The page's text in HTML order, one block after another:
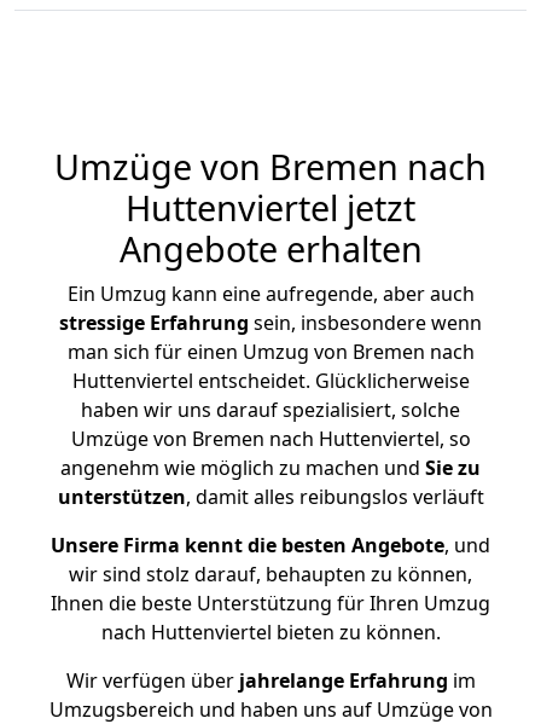
Umzüge von Bremen nach
Huttenviertel jetzt
Angebote erhalten
Ein Umzug kann eine aufregende, aber auch
stressige Erfahrung sein, insbesondere wenn
man sich für einen Umzug von Bremen nach
Huttenviertel entscheidet. Glücklicherweise
haben wir uns darauf spezialisiert, solche
Umzüge von Bremen nach Huttenviertel, so
angenehm wie möglich zu machen und Sie zu
unterstützen, damit alles reibungslos verläuft
Unsere Firma kennt die besten Angebote, und
wir sind stolz darauf, behaupten zu können,
Ihnen die beste Unterstützung für Ihren Umzug
nach Huttenviertel bieten zu können.
Wir verfügen überjahrelange Erfahrung im
Umzugsbereich und haben uns auf Umzüge von